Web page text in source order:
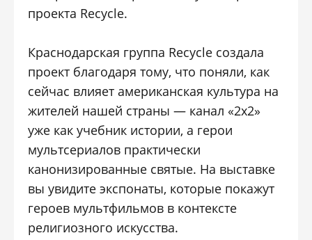
проекта Recycle.
Краснодарская группа Recycle создала
проект благодаря тому, что поняли, как
сейчас влияет американская культура на
жителей нашей страны — канал «2х2»
уже как учебник истории, а герои
мультсериалов практически
канонизированные святые. На выставке
вы увидите экспонаты, которые покажут
героев мультфильмов в контексте
религиозного искусства.